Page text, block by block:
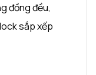
đồng đều,
sắp xếp